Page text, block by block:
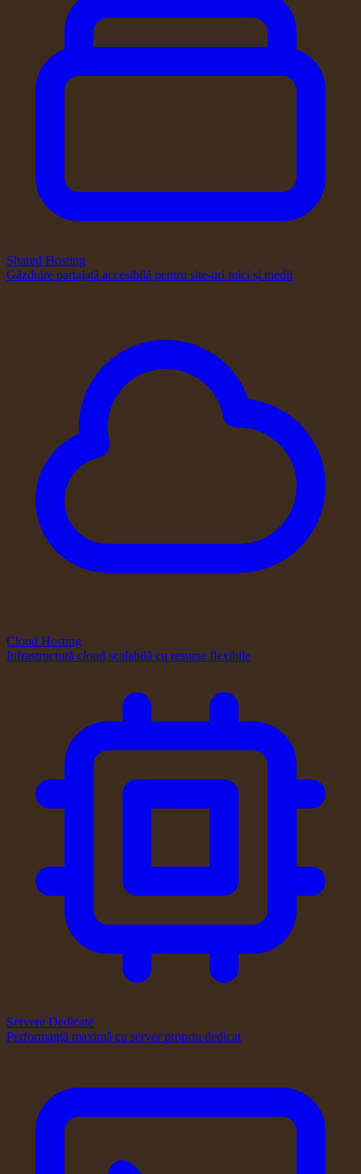
Shared Hosting
Găzduire partajată accesibilă pentru site-uri mici și medii
Cloud Hosting
Infrastructură cloud scalabilă cu resurse flexibile
Servere Dedicate
Performanță maximă cu server propriu dedicat